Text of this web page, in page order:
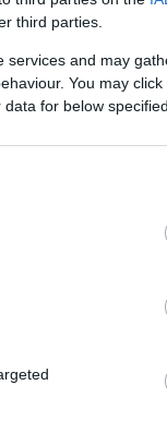
third parties.
services and may
You may
for below
Az